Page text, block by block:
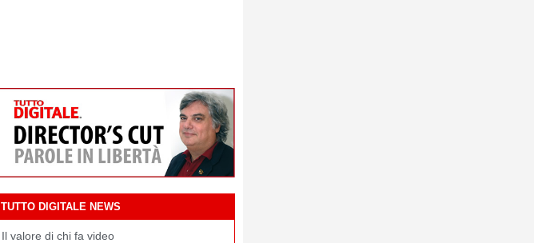
TUTTO DIGITALE NEWS
Il valore di chi fa video